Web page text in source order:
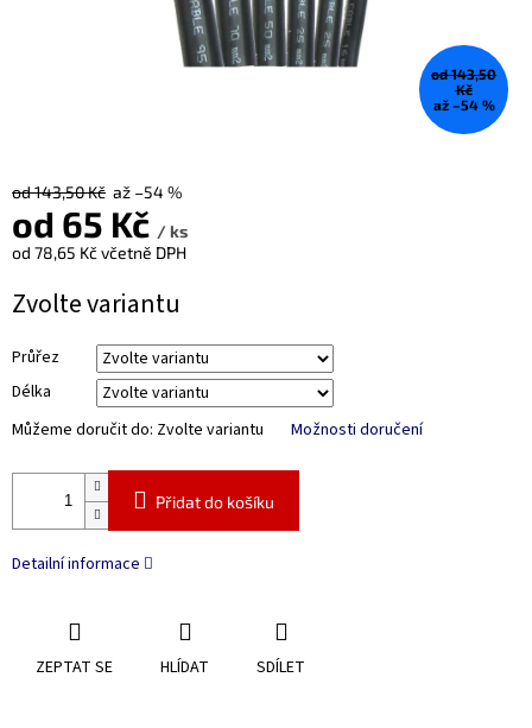
od 143,50
Kč
až –54 %
od 143,50 Kč až –54 %
od 65 Kč / ks
od 78,65 Kčvčetně DPH
cena:
Zvolte variantu
Průřez
Délka
Můžeme doručit do: Zvolte variantu Možnosti doručení
Přidat do košíku
Detailní informace
ZEPTAT SE HLÍDAT SDÍLET